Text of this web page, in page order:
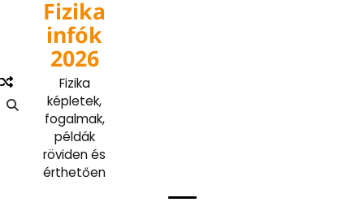
content
Fizika
infók
2026
Fizika
képletek,
fogalmak,
példák
röviden és
érthetően